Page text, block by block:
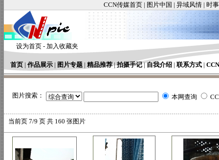
CCN传媒首页 | 图片中国 | 异域风情 | 时
设为首页 - 加入收藏夹
首页 | 作品展示 | 图片专题 | 精品推荐|拍摄手记|自我介绍 | 联系方式 |
图片搜索： 本网查询
当前页 7/9 页 共 160 张图片